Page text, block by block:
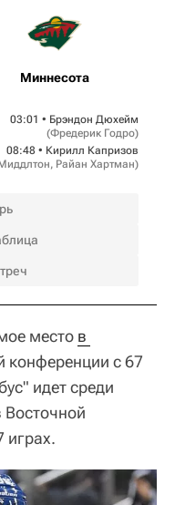
Миннесота
03:01 • Брэндон Дюхейм
(Фредерик Годро)
08:48 • Кирилл Капризов
, Райан Хартман)
место в
конференции с 67
идет среди
Восточной
играх.